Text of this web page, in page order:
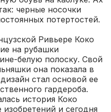
черные носочки
потертостей.
Ривьере Коко
на рубашки
белую полоску. Свой
она показала в
стал основой ее
гардероба.
история Коко
и сегодня